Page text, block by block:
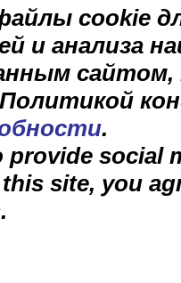
cookie
и анализа
.
provide social
site, you
.